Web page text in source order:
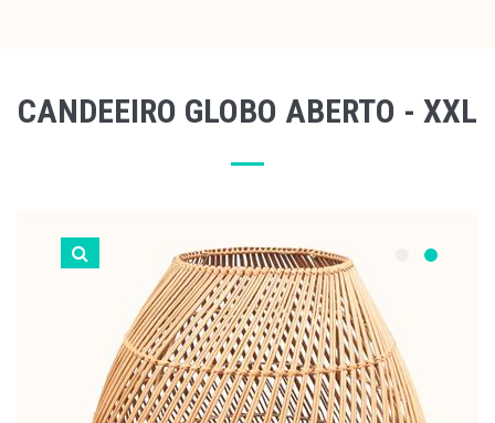
CANDEEIRO GLOBO ABERTO - XXL